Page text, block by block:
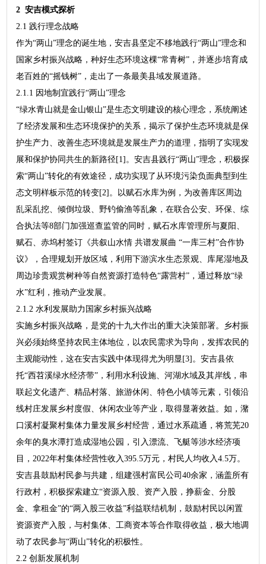
2 安吉模式探析
2.1 践行理念战略
作为“两山”理念的诞生地，安吉县坚定不移地践行“两山”理念和
国家乡村振兴战略，种好生态环境这棵“常青树”，并逐步培育成
老百姓的“摇钱树”，走出了一条最美县域发展道路。
2.1.1 因地制宜践行“两山”理念
“绿水青山就是金山银山”是生态文明建设的核心理念，系统阐述
了经济发展和生态环境保护的关系，揭示了保护生态环境就是保
护生产力、改善生态环境就是发展生产力的道理，指明了实现发
展和保护协同共生的新路径[1]。安吉县践行“两山”理念，积极探
索“两山”转化的有效途径，成功实现了从环境污染负面典型到生
态文明样板示范的转变[2]。以赋石水库为例，为改善库区周边
乱采乱挖、倾倒垃圾、野钓偷渔等乱象，在联合公安、环保、综
合执法等8部门加强巡查监管的同时，赋石水库管理所与夏阳、
赋石、赤坞村签订《共叙山水情 共谱发展曲 “一库三村”合作协
议》，合理规划开放区域，利用下游滨水生态景观、库尾湿地及
周边珍贵观赏树种等自然资源打造特色“露营村”，通过释放“绿
水”红利，推动产业发展。
2.1.2 水利发展助力国家乡村振兴战略
实施乡村振兴战略，是党的十九大作出的重大决策部署。乡村振
兴必须始终坚持农民主体地位，以农民需求为导向，发挥农民的
主观能动性，这在安吉实践中体现得尤为明显[3]。安吉县依
托“西苕溪绿水经济带”，利用水利设施、河湖水域及其岸线，串
联起文化遗产、精品村落、旅游休闲、特色小镇等元素，引领沿
线村庄发展乡村度假、休闲农业等产业，取得显著效益。如，潴
口溪村凝聚村集体力量发展乡村经营，通过水系疏通，将荒芜20
余年的臭水潭打造成湿地公园，引入漂流、飞艇等涉水经济项
目，2022年村集体经营性收入395.5万元，村民人均收入4.5万。
安吉县鼓励村民参与共建，组建强村富民公司40余家，涵盖所有
行政村，积极探索建立“资源入股、资产入股，挣薪金、分股
金、拿租金”的“两入股三收益”利益联结机制，鼓励村民以闲置
资源资产入股，与村集体、工商资本等合作取得收益，极大地调
动了农民参与“两山”转化的积极性。
2.2 创新发展机制